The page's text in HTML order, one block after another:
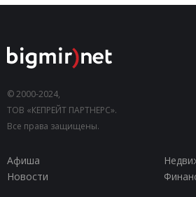
© 2000-2024,
ТОВ «КЕПРЕЙТ ПАРТНЕРС».
Все права защищены.
Афиша
Новости